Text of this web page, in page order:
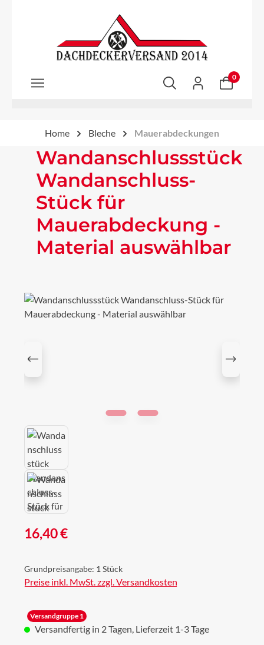
Zum Hauptinhalt springen
0
Home Bleche Mauerabdeckungen
Wandanschlussstück
Wandanschluss-
Stück für
Mauerabdeckung -
Material auswählbar
Bildergalerie überspringen
Regulärer Preis:
16,40 €
Grundpreisangabe: 1 Stück
Preise inkl. MwSt. zzgl. Versandkosten
Versandgruppe 1
Versandfertig in 2 Tagen, Lieferzeit 1-3 Tage